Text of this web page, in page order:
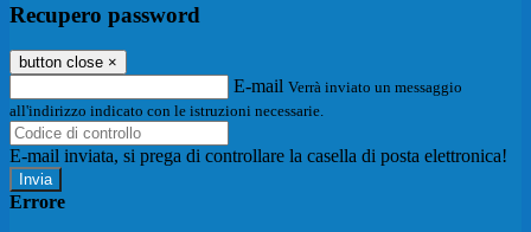
Recupero password
button close ×
E-mail Verrà inviato un messaggio
all'indirizzo indicato con le istruzioni necessarie.
E-mail inviata, si prega di controllare la casella di posta elettronica!
Errore